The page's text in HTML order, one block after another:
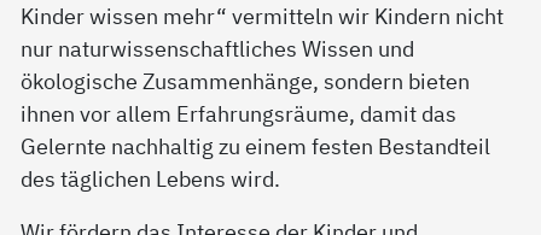
Kinder wissen mehr“ vermitteln wir Kindern nicht
nur naturwissenschaftliches Wissen und
ökologische Zusammenhänge, sondern bieten
ihnen vor allem Erfahrungsräume, damit das
Gelernte nachhaltig zu einem festen Bestandteil
des täglichen Lebens wird.